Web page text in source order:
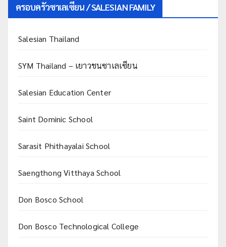
ครอบครัวซาเลเซียน / SALESIAN FAMILY
Salesian Thailand
SYM Thailand – เยาวชนซาเลเซียน
Salesian Education Center
Saint Dominic School
Sarasit Phithayalai School
Saengthong Vitthaya School
Don Bosco School
Don Bosco Technological College